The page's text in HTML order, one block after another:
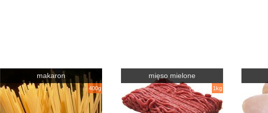
makaron
400g
mięso mielone
1kg